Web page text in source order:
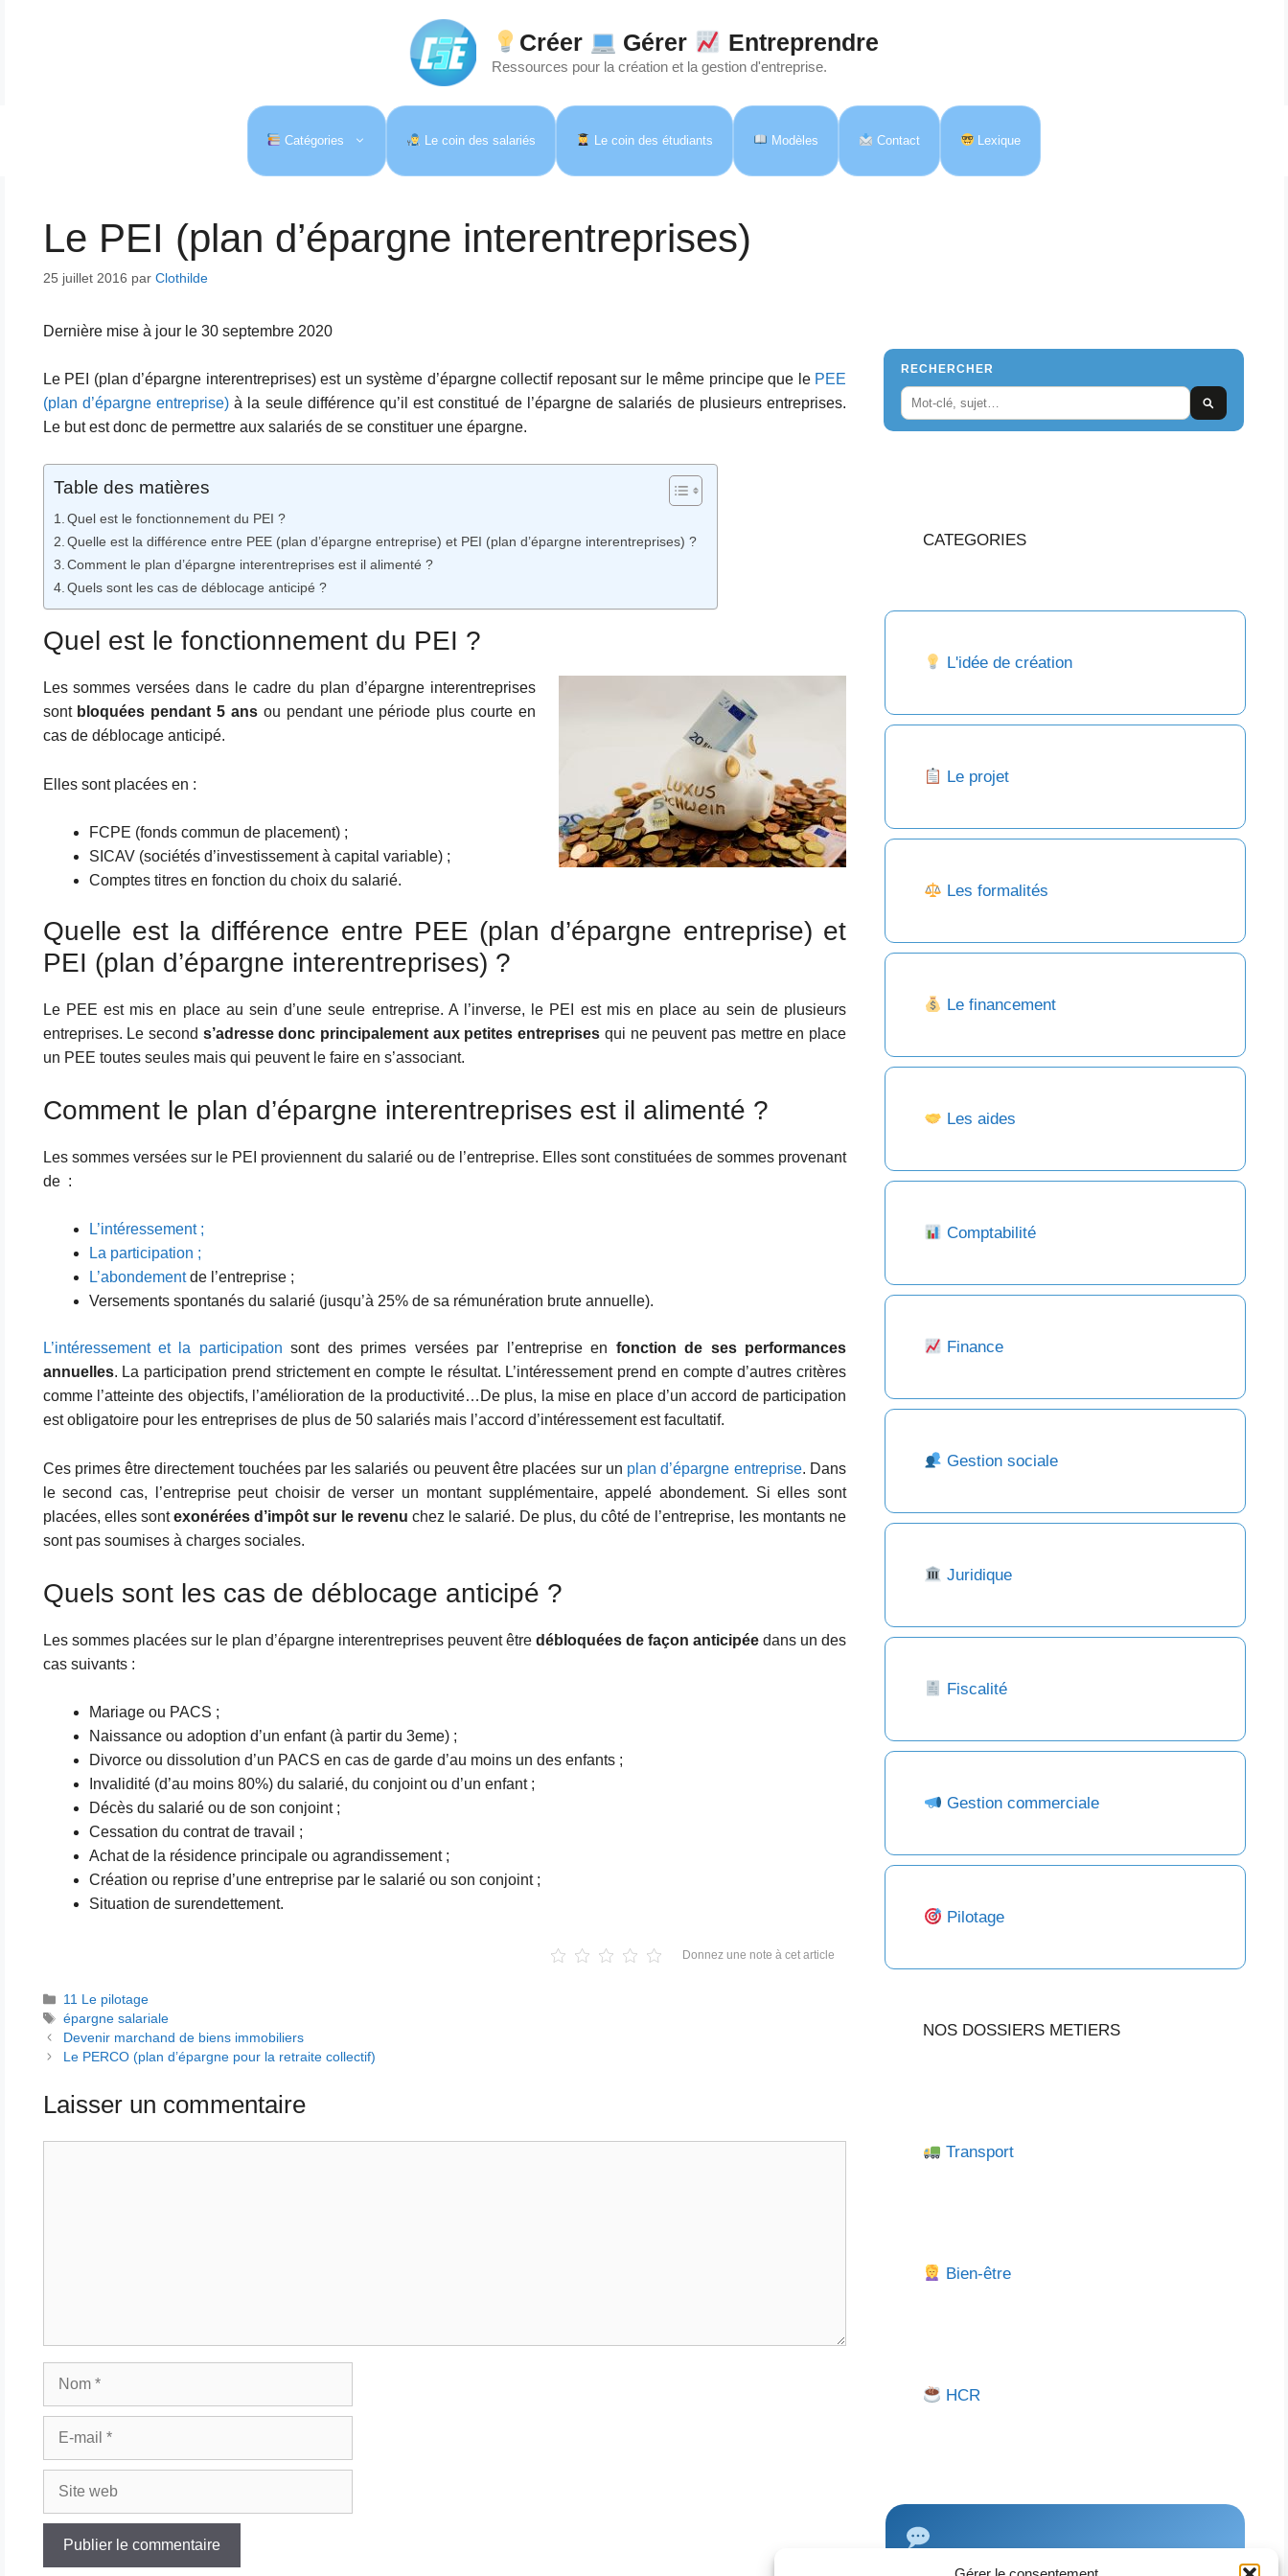
Créer Gérer Entreprendre
Ressources pour la création et la gestion d'entreprise.
Catégories Le coin des salariés Le coin des étudiants Modèles Contact Lexique
Le PEI (plan d’épargne interentreprises)
25 juillet 2016 par Clothilde
Dernière mise à jour le 30 septembre 2020
Le PEI (plan d’épargne interentreprises) est un système d’épargne collectif reposant sur le même principe que le PEE
(plan d’épargne entreprise)à la seule différence qu’il est constitué de l’épargne de salariés de plusieurs entreprises.
Le but est donc de permettre aux salariés de se constituer une épargne.
Table des matières
Quel est le fonctionnement du PEI ?
Quelle est la différence entre PEE (plan d’épargne entreprise) et PEI (plan d’épargne interentreprises) ?
Comment le plan d’épargne interentreprises est il alimenté ?
Quels sont les cas de déblocage anticipé ?
Quel est le fonctionnement du PEI ?
Les sommes versées dans le cadre du plan d’épargne interentreprises
sont bloquées pendant 5 ansou pendant une période plus courte en
cas de déblocage anticipé.
Elles sont placées en :
FCPE (fonds commun de placement) ;
SICAV (sociétés d’investissement à capital variable) ;
Comptes titres en fonction du choix du salarié.
Quelle est la différence entre PEE (plan d’épargne entreprise) et
PEI (plan d’épargne interentreprises) ?
Le PEE est mis en place au sein d’une seule entreprise. A l’inverse, le PEI est mis en place au sein de plusieurs
entreprises. Le second s’adresse donc principalement aux petites entreprises qui ne peuvent pas mettre en place
un PEE toutes seules mais qui peuvent le faire en s’associant.
Comment le plan d’épargne interentreprises est il alimenté ?
Les sommes versées sur le PEI proviennent du salarié ou de l’entreprise. Elles sont constituées de sommes provenant
de :
L’intéressement ;
La participation ;
L’abondementde l’entreprise ;
Versements spontanés du salarié (jusqu’à 25% de sa rémunération brute annuelle).
L’intéressement et la participation sont des primes versées par l’entreprise en fonction de ses performances
annuelles. La participation prend strictement en compte le résultat. L’intéressement prend en compte d’autres critères
comme l’atteinte des objectifs, l’amélioration de la productivité…De plus, la mise en place d’un accord de participation
est obligatoire pour les entreprises de plus de 50 salariés mais l’accord d’intéressement est facultatif.
Ces primes être directement touchées par les salariés ou peuvent être placées sur un plan d’épargne entreprise. Dans
le second cas, l’entreprise peut choisir de verser un montant supplémentaire, appelé abondement. Si elles sont
placées, elles sontexonérées d’impôt sur le revenu chez le salarié. De plus, du côté de l’entreprise, les montants ne
sont pas soumises à charges sociales.
Quels sont les cas de déblocage anticipé ?
Les sommes placées sur le plan d’épargne interentreprises peuvent être débloquées de façon anticipéedans un des
cas suivants :
Mariage ou PACS ;
Naissance ou adoption d’un enfant (à partir du 3eme) ;
Divorce ou dissolution d’un PACS en cas de garde d’au moins un des enfants ;
Invalidité (d’au moins 80%) du salarié, du conjoint ou d’un enfant ;
Décès du salarié ou de son conjoint ;
Cessation du contrat de travail ;
Achat de la résidence principale ou agrandissement ;
Création ou reprise d’une entreprise par le salarié ou son conjoint ;
Situation de surendettement.
Donnez une note à cet article
Catégories
11 Le pilotage
Étiquettes
épargne salariale
Devenir marchand de biens immobiliers
Le PERCO (plan d’épargne pour la retraite collectif)
Laisser un commentaire
RECHERCHER
CATEGORIES
L'idée de création
Le projet
Les formalités
Le financement
Les aides
Comptabilité
Finance
Gestion sociale
Juridique
Fiscalité
Gestion commerciale
Pilotage
NOS DOSSIERS METIERS
Transport
Bien-être
HCR